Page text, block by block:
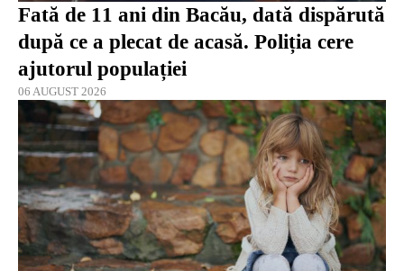
Fată de 11 ani din Bacău, dată dispărută
după ce a plecat de acasă. Poliția cere
ajutorul populației
06 AUGUST 2026